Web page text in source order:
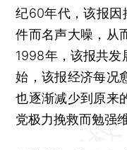
纪60年代，该报因
件而名声大噪，从
1998年，该报共发
始，该报经济每况
也逐渐减少到原来
党极力挽救而勉强